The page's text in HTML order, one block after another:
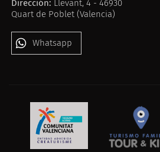
Dirección: Llevant, 4 - 46930
Quart de Poblet (Valencia)
Whatsapp